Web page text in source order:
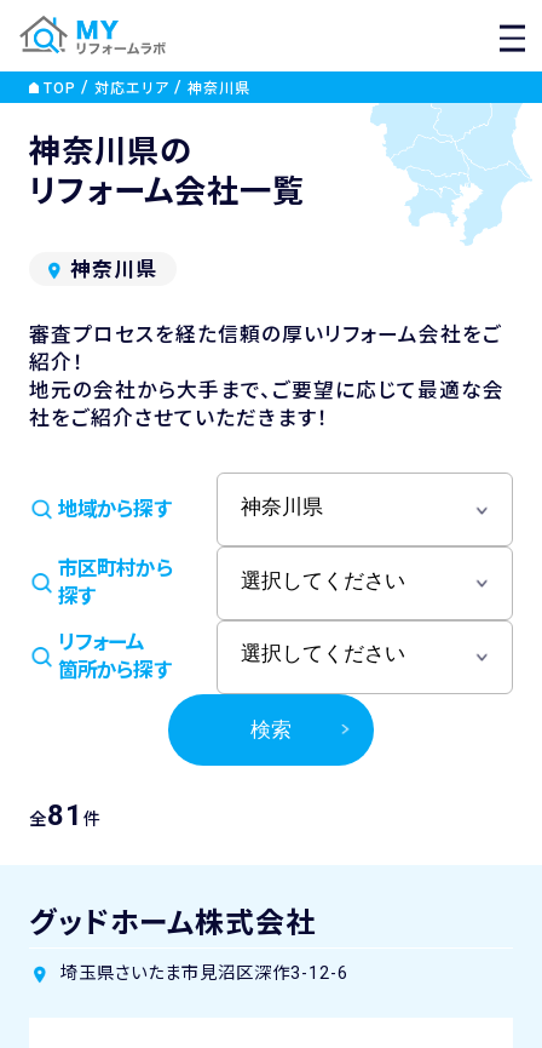
TOP 対応エリア 神奈川県
神奈川県の
リフォーム会社一覧
神奈川県
審査プロセスを経た信頼の厚いリフォーム会社をご
紹介！
地元の会社から大手まで、ご要望に応じて最適な会
社をご紹介させていただきます！
地域から探す
市区町村から
探す
リフォーム
箇所から探す
検索
全81 件
グッドホーム株式会社
埼玉県さいたま市見沼区深作3-12-6